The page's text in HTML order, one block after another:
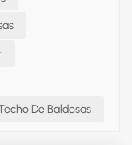
De Baldosas